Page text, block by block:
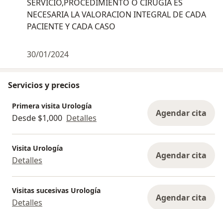
SERVICIO,PROCEDIMIENTO O CIRUGIA ES
NECESARIA LA VALORACION INTEGRAL DE CADA
PACIENTE Y CADA CASO
30/01/2024
Servicios y precios
Primera visita Urología
Desde $1,000 Detalles Agendar cita
Visita Urología
Detalles Agendar cita
Visitas sucesivas Urología
Detalles Agendar cita